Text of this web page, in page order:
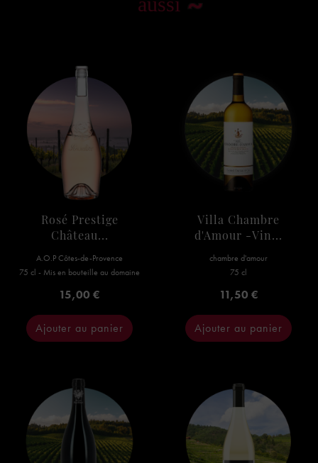
Rosé Prestige
Château...
A.O.P Côtes-de-Provence
75 cl - Mis en bouteille au domaine
Prix
15,00 €
Ajouter au panier
Villa Chambre
d'Amour -Vin...
chambre d'amour
75 cl
Prix
11,50 €
Ajouter au panier